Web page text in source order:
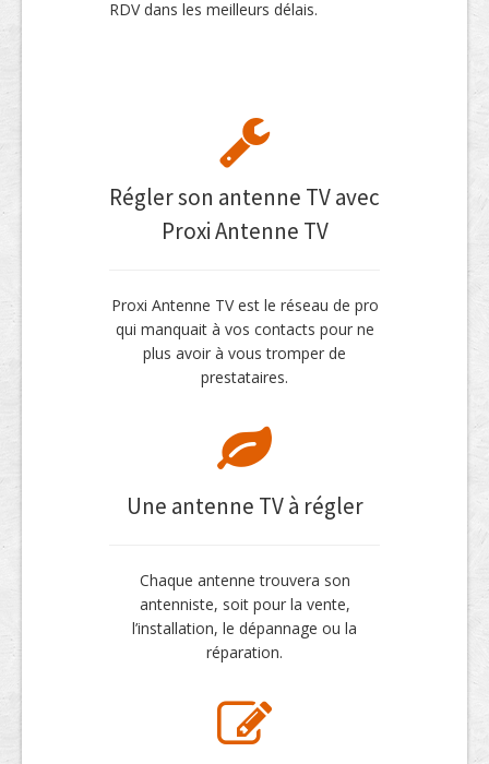
RDV dans les meilleurs délais.
Régler son antenne TV avec
Proxi Antenne TV
Proxi Antenne TV est le réseau de pro
qui manquait à vos contacts pour ne
plus avoir à vous tromper de
prestataires.
Une antenne TV à régler
Chaque antenne trouvera son
antenniste, soit pour la vente,
l’installation, le dépannage ou la
réparation.